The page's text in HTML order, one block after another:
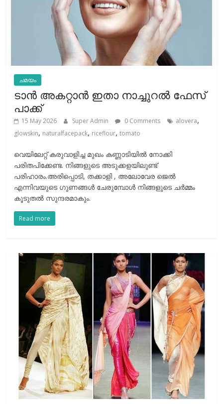
ചമയം
ടാന്‍ അകറ്റാന്‍ ഇതാ നാച്ചുറല്‍ ഫേസ്
പാക്ക്
15 May 2026 Super Admin 0 Comments alovera,
glowskin, naturalfacepack, riceflour,tomato
വെയിലേറ്റ് കരുവാളിച്ച മുഖം കണ്ണാടിയില്‍ നോക്കി
പരിതപിക്കേണ്ട. നിങ്ങളുടെ അടുക്കളയിലുണ്ട്
പരിഹാരം.അരിപ്പൊടി, തക്കാളി , അലോവേര ജെൽ
എന്നിവയുടെ ഗുണങ്ങൾ ചേരുമ്പോൾ നിങ്ങളുടെ ചർമ്മം
കൂടുതൽ സുന്ദരമാകും.
Read more